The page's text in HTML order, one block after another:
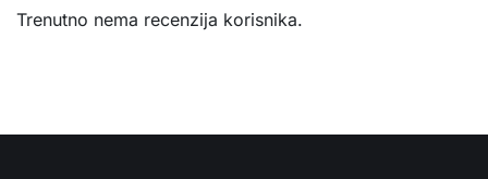
Trenutno nema recenzija korisnika.